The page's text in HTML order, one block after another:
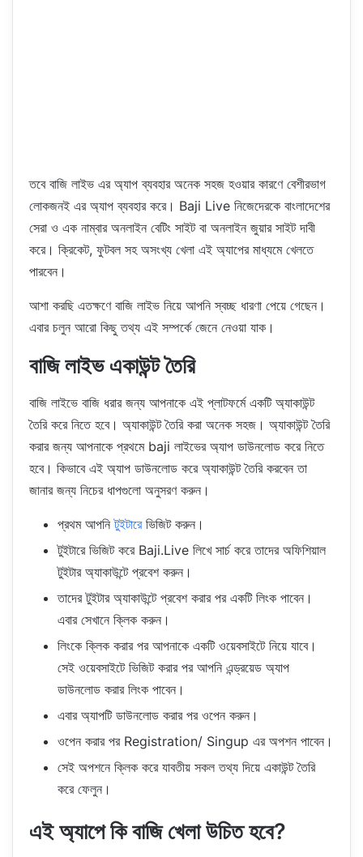
তবে বাজি লাইভ এর অ্যাপ ব্যবহার অনেক সহজ হওয়ার কারণে বেশীরভাগ
লোকজনই এর অ্যাপ ব্যবহার করে। Baji Live নিজেদেরকে বাংলাদেশের
সেরা ও এক নাম্বার অনলাইন বেটিং সাইট বা অনলাইন জুয়ার সাইট দাবী
করে। ক্রিকেট, ফুটবল সহ অসংখ্য খেলা এই অ্যাপের মাধ্যমে খেলতে
পারবেন।
আশা করছি এতক্ষণে বাজি লাইভ নিয়ে আপনি স্বচ্ছ ধারণা পেয়ে গেছেন।
এবার চলুন আরো কিছু তথ্য এই সম্পর্কে জেনে নেওয়া যাক।
বাজি লাইভ একাউন্ট তৈরি
বাজি লাইভে বাজি ধরার জন্য আপনাকে এই প্লাটফর্মে একটি অ্যাকাউন্ট
তৈরি করে নিতে হবে। অ্যাকাউন্ট তৈরি করা অনেক সহজ। অ্যাকাউন্ট তৈরি
করার জন্য আপনাকে প্রথমে baji লাইভের অ্যাপ ডাউনলোড করে নিতে
হবে। কিভাবে এই অ্যাপ ডাউনলোড করে অ্যাকাউন্ট তৈরি করবেন তা
জানার জন্য নিচের ধাপগুলো অনুসরণ করুন।
প্রথম আপনিটুইটারেভিজিট করুন।
টুইটারে ভিজিট করে Baji.Live লিখে সার্চ করে তাদের অফিশিয়াল
টুইটার অ্যাকাউন্টে প্রবেশ করুন।
তাদের টুইটার অ্যাকাউন্টে প্রবেশ করার পর একটি লিংক পাবেন।
এবার সেখানে ক্লিক করুন।
লিংকে ক্লিক করার পর আপনাকে একটি ওয়েবসাইটে নিয়ে যাবে।
সেই ওয়েবসাইটে ভিজিট করার পর আপনি এন্ড্রয়েড অ্যাপ
ডাউনলোড করার লিংক পাবেন।
এবার অ্যাপটি ডাউনলোড করার পর ওপেন করুন।
ওপেন করার পর Registration/ Singup এর অপশন পাবেন।
সেই অপশনে ক্লিক করে যাবতীয় সকল তথ্য দিয়ে একাউন্ট তৈরি
করে ফেলুন।
এই অ্যাপে কি বাজি খেলা উচিত হবে?